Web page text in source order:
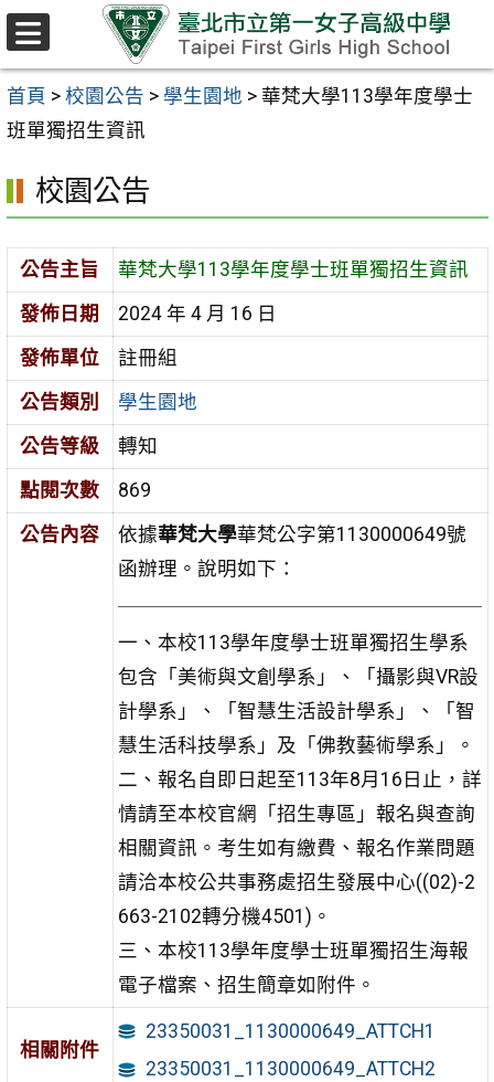
跳至主要內容區
首頁 > 校園公告 > 學生園地 > 華梵大學113學年度學士
班單獨招生資訊
校園公告
公告主旨
華梵大學113學年度學士班單獨招生資訊
發佈日期
2024 年 4 月 16 日
發佈單位
註冊組
公告類別
學生園地
公告等級
轉知
點閱次數
869
公告內容
依據華梵大學華梵公字第1130000649號
函辦理。說明如下：
一、本校113學年度學士班單獨招生學系
包含「美術與文創學系」、「攝影與VR設
計學系」、「智慧生活設計學系」、「智
慧生活科技學系」及「佛教藝術學系」。
二、報名自即日起至113年8月16日止，詳
情請至本校官網「招生專區」報名與查詢
相關資訊。考生如有繳費、報名作業問題
請洽本校公共事務處招生發展中心((02)-2
663-2102轉分機4501)。
三、本校113學年度學士班單獨招生海報
電子檔案、招生簡章如附件。
相關附件
23350031_1130000649_ATTCH1
23350031_1130000649_ATTCH2
選
單